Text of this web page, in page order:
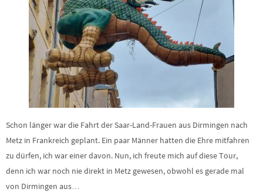
Schon länger war die Fahrt der Saar-Land-Frauen aus Dirmingen nach
Metz in Frankreich geplant. Ein paar Männer hatten die Ehre mitfahren
zu dürfen, ich war einer davon. Nun, ich freute mich auf diese Tour,
denn ich war noch nie direkt in Metz gewesen, obwohl es gerade mal
von Dirmingen aus…